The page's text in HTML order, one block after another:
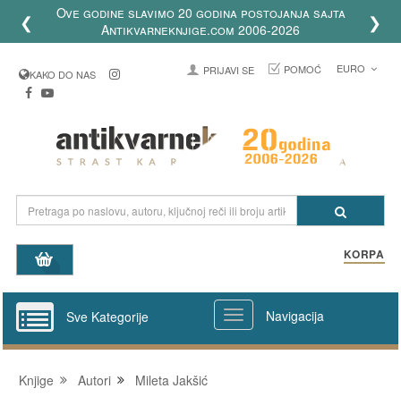
❮
Ove godine slavimo 20 godina postojanja sajta
Antikvarneknjige.com 2006-2026
❯
KAKO DO NAS PRIJAVI SE POMOĆ EURO
KORPA
Sve Kategorije Navigacija
Knjige Autori Mileta Jakšić